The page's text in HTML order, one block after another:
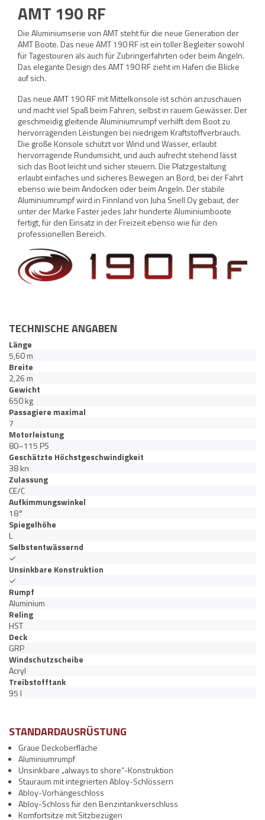
AMT 190 RF
Die Aluminiumserie von AMT steht für die neue Generation der
AMT Boote. Das neue AMT 190 RF ist ein toller Begleiter sowohl
für Tagestouren als auch für Zubringerfahrten oder beim Angeln.
Das elegante Design des AMT 190 RF zieht im Hafen die Blicke
auf sich.
Das neue AMT 190 RF mit Mittelkonsole ist schön anzuschauen
und macht viel Spaß beim Fahren, selbst in rauem Gewässer. Der
geschmeidig gleitende Aluminiumrumpf verhilft dem Boot zu
hervorragenden Leistungen bei niedrigem Kraftstoffverbrauch.
Die große Konsole schützt vor Wind und Wasser, erlaubt
hervorragende Rundumsicht, und auch aufrecht stehend lässt
sich das Boot leicht und sicher steuern. Die Platzgestaltung
erlaubt einfaches und sicheres Bewegen an Bord, bei der Fahrt
ebenso wie beim Andocken oder beim Angeln. Der stabile
Aluminiumrumpf wird in Finnland von Juha Snell Oy gebaut, der
unter der Marke Faster jedes Jahr hunderte Aluminiumboote
fertigt, für den Einsatz in der Freizeit ebenso wie für den
professionellen Bereich.
TECHNISCHE ANGABEN
Länge
5,60 m
Breite
2,26 m
Gewicht
650 kg
Passagiere maximal
7
Motorleistung
80–115 PS
Geschätzte Höchstgeschwindigkeit
38 kn
Zulassung
CE/C
Aufkimmungswinkel
18°
Spiegelhöhe
L
Selbstentwässernd
✓
Unsinkbare Konstruktion
✓
Rumpf
Aluminium
Reling
HST
Deck
GRP
Windschutzscheibe
Acryl
Treibstofftank
95 l
STANDARDAUSRÜSTUNG
Graue Deckoberfläche
Aluminiumrumpf
Unsinkbare „always to shore“-Konstruktion
Stauraum mit integrierten Abloy-Schlössern
Abloy-Vorhängeschloss
Abloy-Schloss für den Benzintankverschluss
Komfortsitze mit Sitzbezügen